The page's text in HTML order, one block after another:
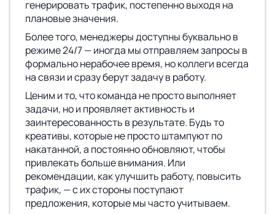
генерировать трафик, постепенно выходя на
плановые значения.
Более того, менеджеры доступны буквально в
режиме 24/7 — иногда мы отправляем запросы в
формально нерабочее время, но коллеги всегда
на связи и сразу берут задачу в работу.
Ценим и то, что команда не просто выполняет
задачи, но и проявляет активность и
заинтересованность в результате. Будь то
креативы, которые не просто штампуют по
накатанной, а постоянно обновляют, чтобы
привлекать больше внимания. Или
рекомендации, как улучшить работу, повысить
трафик, — с их стороны поступают
предложения, которые мы часто учитываем.